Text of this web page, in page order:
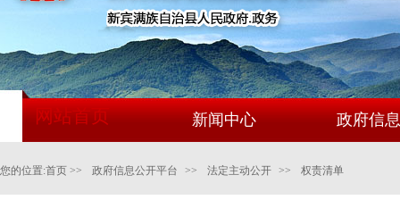
网站首页 新闻中心 政府信
您的位置:首页 >> 政府信息公开平台 >> 法定主动公开 >> 权责清单